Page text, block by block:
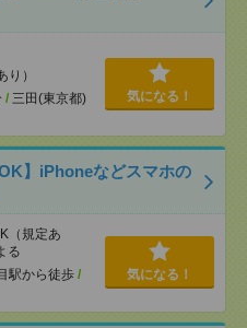
）
/ 三田(東京都)
気になる！
】iPhoneなどスマホの
（規定あ
る
駅から徒歩 /
気になる！